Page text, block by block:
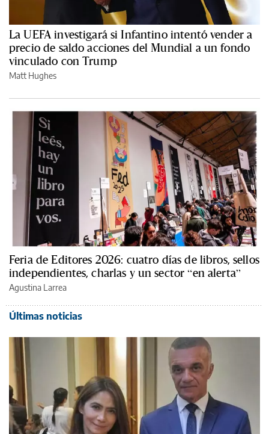
La UEFA investigará si Infantino intentó vender a
precio de saldo acciones del Mundial a un fondo
vinculado con Trump
Matt Hughes
Feria de Editores 2026: cuatro días de libros, sellos
independientes, charlas y un sector “en alerta”
Agustina Larrea
Últimas noticias